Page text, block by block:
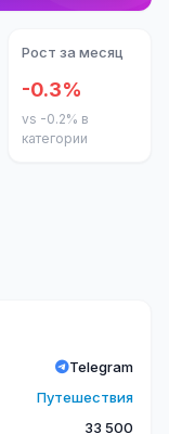
Рост за месяц
-0.3%
vs -0.2% в
категории
Telegram
Путешествия
33 500